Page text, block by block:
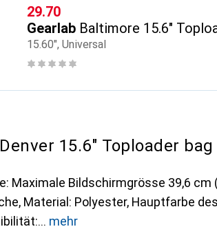
CHF
29.70
Gearlab Baltimore 15.6"
15.60", Universal
Denver 15.6" Toploader bag
Maximale Bildschirmgrösse 39,6 cm
Material: Polyester, Hauptfarbe
mehr